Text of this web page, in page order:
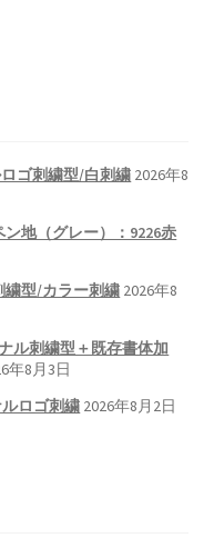
ゴ刺繍型/白刺繍 2026年8
地（グレー）：9226赤
繍型/カラー刺繍 2026年8
ル刺繍型＋既存書体加
年8月3日
ルロゴ刺繍 2026年8月2日